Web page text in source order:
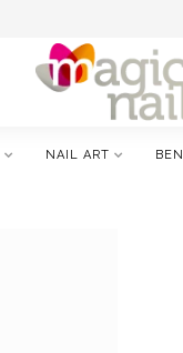
NAIL ART